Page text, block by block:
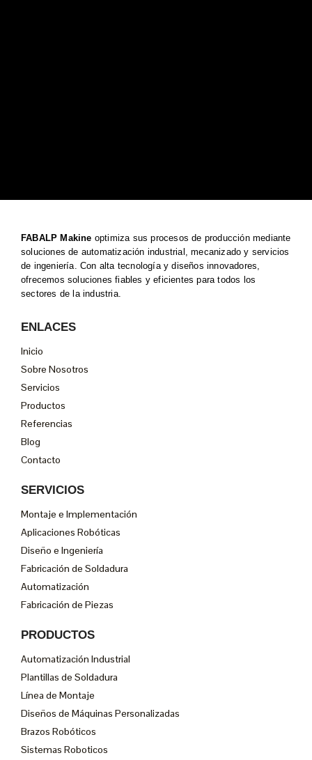
FABALP Makine optimiza sus procesos de producción mediante
soluciones de automatización industrial, mecanizado y servicios
de ingeniería. Con alta tecnología y diseños innovadores,
ofrecemos soluciones fiables y eficientes para todos los
sectores de la industria.
ENLACES
Inicio
Sobre Nosotros
Servicios
Productos
Referencias
Blog
Contacto
SERVICIOS
Montaje e Implementación
Aplicaciones Robóticas
Diseño e Ingeniería
Fabricación de Soldadura
Automatización
Fabricación de Piezas
PRODUCTOS
Automatización Industrial
Plantillas de Soldadura
Línea de Montaje
Diseños de Máquinas Personalizadas
Brazos Robóticos
Sistemas Roboticos